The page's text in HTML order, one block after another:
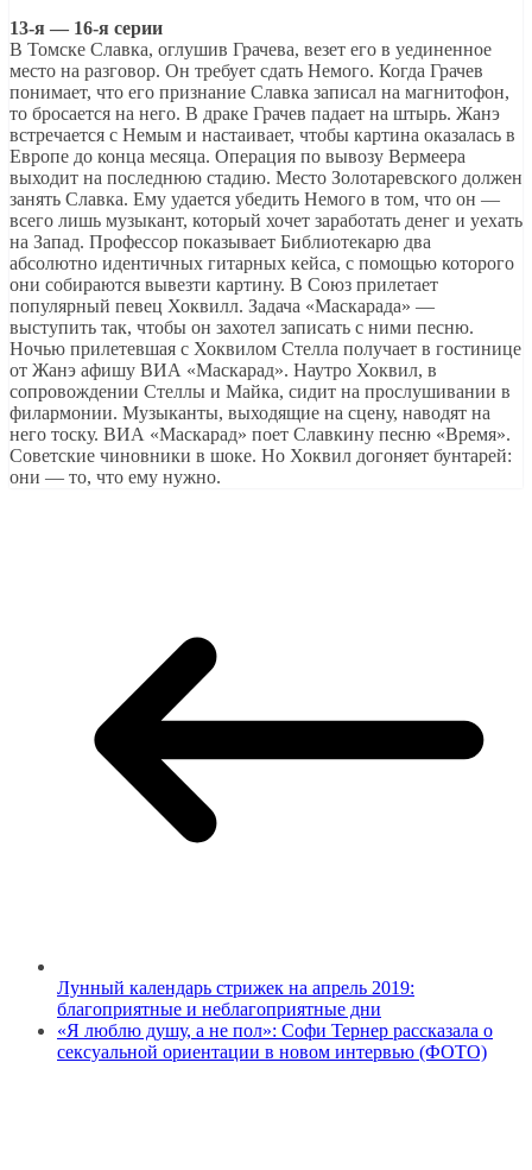
13-я — 16-я серии
В Томске Славка, оглушив Грачева, везет его в уединенное
место на разговор. Он требует сдать Немого. Когда Грачев
понимает, что его признание Славка записал на магнитофон,
то бросается на него. В драке Грачев падает на штырь. Жанэ
встречается с Немым и настаивает, чтобы картина оказалась в
Европе до конца месяца. Операция по вывозу Вермеера
выходит на последнюю стадию. Место Золотаревского должен
занять Славка. Ему удается убедить Немого в том, что он —
всего лишь музыкант, который хочет заработать денег и уехать
на Запад. Профессор показывает Библиотекарю два
абсолютно идентичных гитарных кейса, с помощью которого
они собираются вывезти картину. В Союз прилетает
популярный певец Хоквилл. Задача «Маскарада» —
выступить так, чтобы он захотел записать с ними песню.
Ночью прилетевшая с Хоквилом Стелла получает в гостинице
от Жанэ афишу ВИА «Маскарад». Наутро Хоквил, в
сопровождении Стеллы и Майка, сидит на прослушивании в
филармонии. Музыканты, выходящие на сцену, наводят на
него тоску. ВИА «Маскарад» поет Славкину песню «Время».
Советские чиновники в шоке. Но Хоквил догоняет бунтарей:
они — то, что ему нужно.
Лунный календарь стрижек на апрель 2019:
благоприятные и неблагоприятные дни
«Я люблю душу, а не пол»: Софи Тернер рассказала о
сексуальной ориентации в новом интервью (ФОТО)